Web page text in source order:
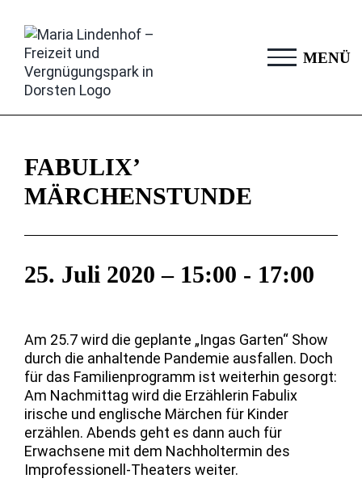
Inhalt
springen
FABULIX’
MÄRCHENSTUNDE
25. Juli 2020 – 15:00 - 17:00
Am 25.7 wird die geplante „Ingas Garten“ Show
durch die anhaltende Pandemie ausfallen. Doch
für das Familienprogramm ist weiterhin gesorgt:
Am Nachmittag wird die Erzählerin Fabulix
irische und englische Märchen für Kinder
erzählen. Abends geht es dann auch für
Erwachsene mit dem Nachholtermin des
Improfessionell-Theaters weiter.